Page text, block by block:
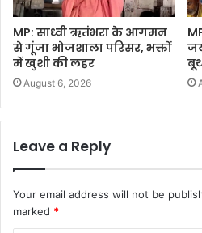
MP: साध्वी ऋतंभरा के आगमन
से गूंजा भोजशाला परिसर, भक्तों
में खुशी की लहर
August 6, 2026
Leave a Reply
Your email address will not be
marked *